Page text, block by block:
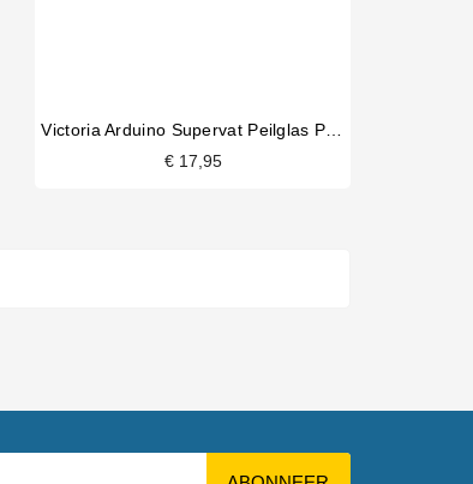
Victoria Arduino Supervat Peilglas Pakking
€ 17,95